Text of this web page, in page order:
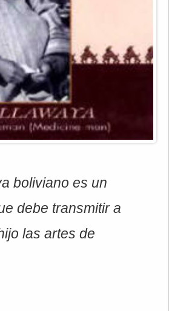
boliviano es un
debe transmitir a
las artes de